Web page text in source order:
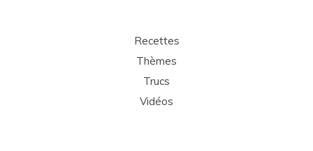
Recettes
Thèmes
Trucs
Vidéos